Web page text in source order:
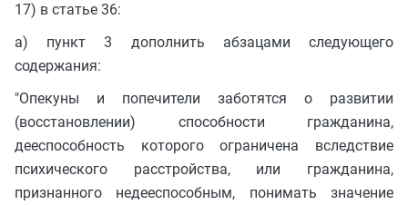
17) в статье 36:
а) пункт 3 дополнить абзацами следующего
содержания:
"Опекуны и попечители заботятся о развитии
(восстановлении) способности гражданина,
дееспособность которого ограничена вследствие
психического расстройства, или гражданина,
признанного недееспособным, понимать значение